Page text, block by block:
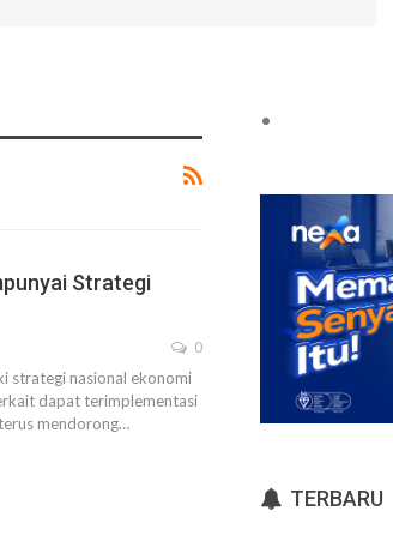
Strategi
0
strategi nasional ekonomi
dapat terimplementasi
mendorong…
TERBARU